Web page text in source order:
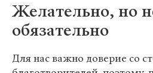
Желательно, но
обязательно
Для нас важно доверие со